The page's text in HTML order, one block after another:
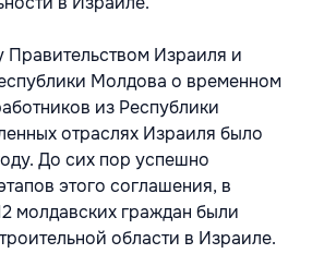
Израиля и
Молдова о временном
из Республики
отраслях Израиля было
До сих пор успешно
этого соглашения, в
молдавских граждан были
области в Израиле.